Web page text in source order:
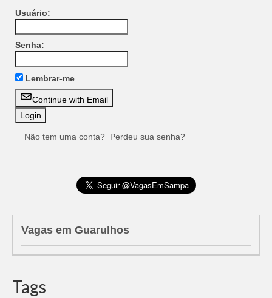
Usuário:
Senha:
Lembrar-me
Continue with Email
Não tem uma conta? Perdeu sua senha?
Vagas em Guarulhos
Tags